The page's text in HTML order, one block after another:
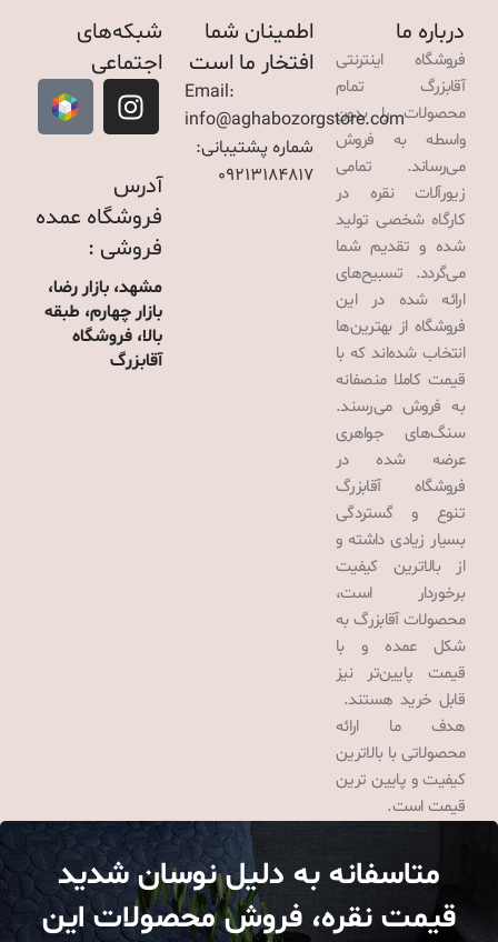
درباره ما
فروشگاه اینترنتی
آقابزرگ تمام
محصولات را بدون
واسطه به فروش
می‌رساند. تمامی
زیورآلات نقره در
کارگاه شخصی تولید
شده و تقدیم شما
می‌گردد. تسبیح‌های
ارائه شده در این
فروشگاه از بهترین‌ها
انتخاب شده‌اند که با
قیمت کاملا منصفانه
به فروش می‌رسند.
سنگ‌های جواهری
عرضه شده در
فروشگاه آقابزرگ
تنوع و گستردگی
بسیار زیادی داشته و
از بالاترین کیفیت
برخوردار است،
محصولات آقابزرگ به
شکل عمده و با
قیمت پایین‌تر نیز
قابل خرید هستند.
هدف ما ارائه
محصولاتی با بالاترین
کیفیت و پایین ترین
قیمت است.
اطمینان شما
افتخار ما است
Email:
info@aghabozorgstore.com
شماره پشتیبانی:
09213184817
شبکه‌های
اجتماعی
آدرس
فروشگاه عمده
فروشی :
مشهد، بازار رضا،
بازار چهارم، طبقه
بالا، فروشگاه
آقابزرگ
متاسفانه به دلیل نوسان شدید
قیمت نقره، فروش محصولات این